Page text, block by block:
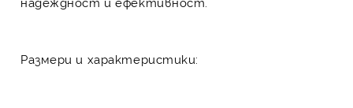
Размери и характеристики: